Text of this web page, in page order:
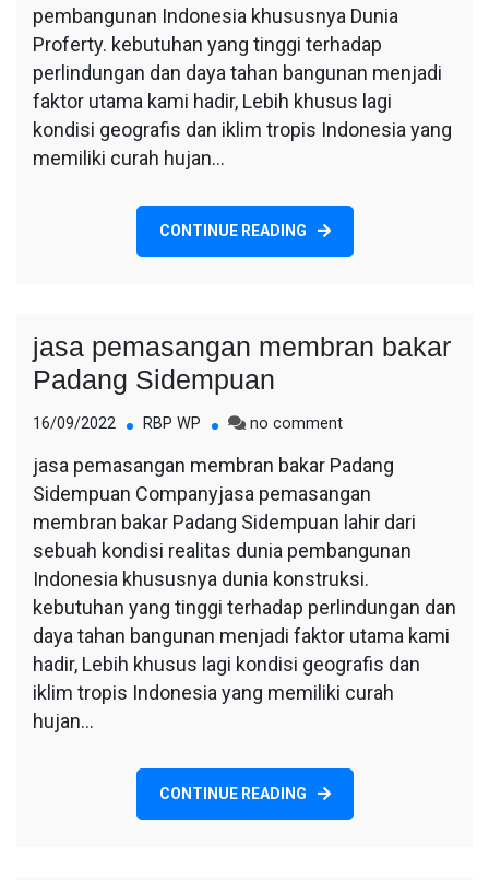
Tenggara
pembangunan Indonesia khususnya Dunia
Proferty. kebutuhan yang tinggi terhadap
perlindungan dan daya tahan bangunan menjadi
faktor utama kami hadir, Lebih khusus lagi
kondisi geografis dan iklim tropis Indonesia yang
memiliki curah hujan…
CONTINUE READING
jasa pemasangan membran bakar
Padang Sidempuan
16/09/2022 RBP WP no commenton
pemasangan
membran
bakar
Sidempuan
jasa pemasangan membran bakar Padang
Sidempuan Companyjasa pemasangan
membran bakar Padang Sidempuan lahir dari
sebuah kondisi realitas dunia pembangunan
Indonesia khususnya dunia konstruksi.
kebutuhan yang tinggi terhadap perlindungan dan
daya tahan bangunan menjadi faktor utama kami
hadir, Lebih khusus lagi kondisi geografis dan
iklim tropis Indonesia yang memiliki curah
hujan…
CONTINUE READING